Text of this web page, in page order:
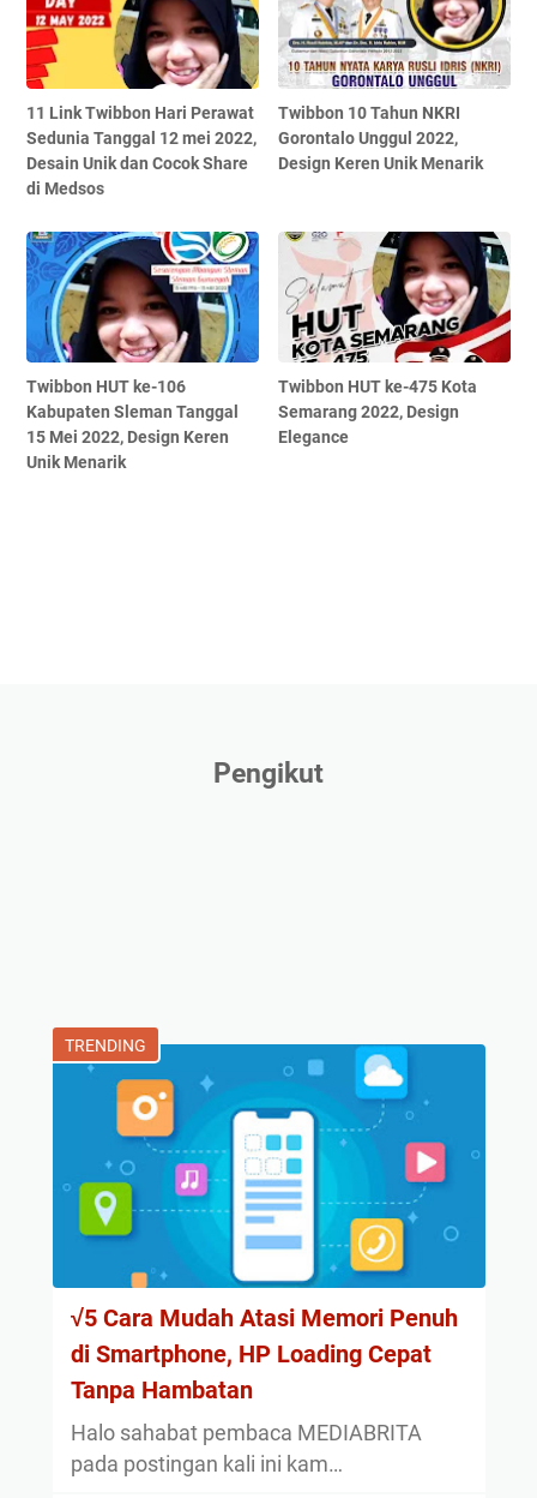
11 Link Twibbon Hari Perawat
Sedunia Tanggal 12 mei 2022,
Desain Unik dan Cocok Share
di Medsos
Twibbon 10 Tahun NKRI
Gorontalo Unggul 2022,
Design Keren Unik Menarik
Twibbon HUT ke-106
Kabupaten Sleman Tanggal
15 Mei 2022, Design Keren
Unik Menarik
Twibbon HUT ke-475 Kota
Semarang 2022, Design
Elegance
Pengikut
TRENDING
√5 Cara Mudah Atasi Memori Penuh
di Smartphone, HP Loading Cepat
Tanpa Hambatan
Halo sahabat pembaca MEDIABRITA
pada postingan kali ini kam…